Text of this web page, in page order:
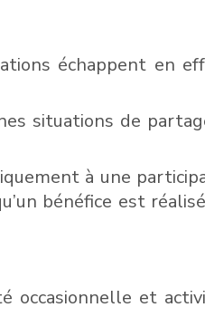
échappent en
situations de
à une
bénéfice est
occasionnelle et